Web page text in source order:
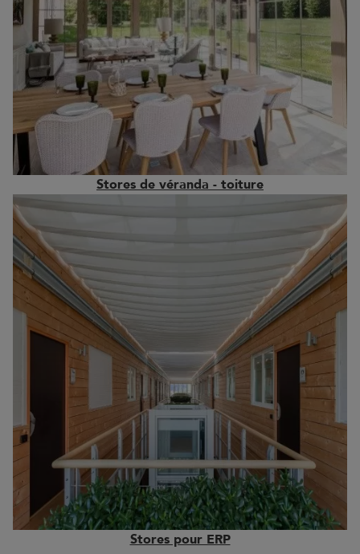
Stores de véranda - toiture
Stores pour ERP